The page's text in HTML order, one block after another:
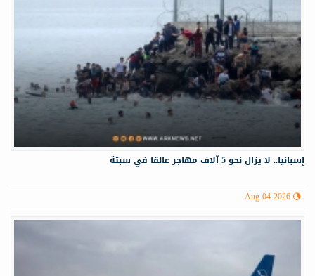
إسبانيا.. لا يزال نحو 5 آلاف مهاجر عالقا في سبتة
Aug 04 2026